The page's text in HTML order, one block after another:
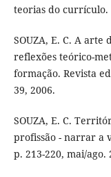
teorias do currículo.
SOUZA, E. C. A
reflexões teórico-
formação. Revista
39, 2006.
SOUZA, E. C.
profissão - narrar a
p. 213-220, mai/ago.